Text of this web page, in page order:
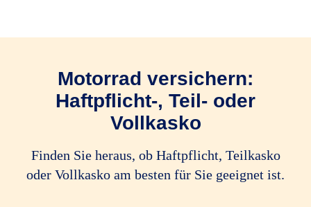
Motorrad versichern:
Haftpflicht-, Teil- oder
Vollkasko
Finden Sie heraus, ob Haftpflicht, Teilkasko
oder Vollkasko am besten für Sie geeignet ist.